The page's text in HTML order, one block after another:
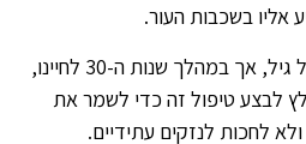
אליו בשכבות העור.
ניתן לבצע טיפול פילינג בכל גיל, אך במהלך שנות ה-30 לחיינו,
לבצע טיפול זה כדי לשמר את
לחכות לנזקים עתידיים.